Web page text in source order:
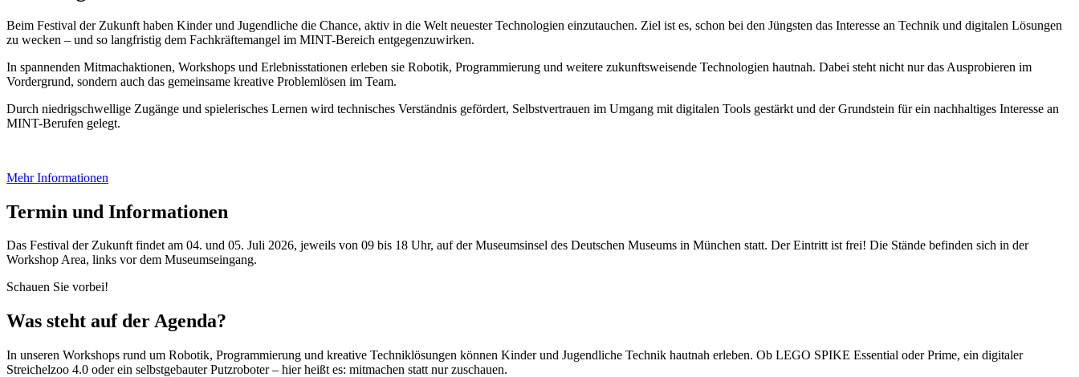
Beim Festival der Zukunft haben Kinder und Jugendliche die Chance, aktiv in die Welt neuester Technologien einzutauchen. Ziel ist es, schon bei den Jüngsten das Interesse an Technik und digitalen Lösungen
zu wecken – und so langfristig dem Fachkräftemangel im MINT-Bereich entgegenzuwirken.
In spannenden Mitmachaktionen, Workshops und Erlebnisstationen erleben sie Robotik, Programmierung und weitere zukunftsweisende Technologien hautnah. Dabei steht nicht nur das Ausprobieren im
Vordergrund, sondern auch das gemeinsame kreative Problemlösen im Team.
Durch niedrigschwellige Zugänge und spielerisches Lernen wird technisches Verständnis gefördert, Selbstvertrauen im Umgang mit digitalen Tools gestärkt und der Grundstein für ein nachhaltiges Interesse an
MINT-Berufen gelegt.
Mehr Informationen
Termin und Informationen
Das Festival der Zukunft findet am 04. und 05. Juli 2026, jeweils von 09 bis 18 Uhr, auf der Museumsinsel des Deutschen Museums in München statt. Der Eintritt ist frei! Die Stände befinden sich in der
Workshop Area, links vor dem Museumseingang.
Schauen Sie vorbei!
Was steht auf der Agenda?
In unseren Workshops rund um Robotik, Programmierung und kreative Techniklösungen können Kinder und Jugendliche Technik hautnah erleben. Ob LEGO SPIKE Essential oder Prime, ein digitaler
Streichelzoo 4.0 oder ein selbstgebauter Putzroboter – hier heißt es: mitmachen statt nur zuschauen.